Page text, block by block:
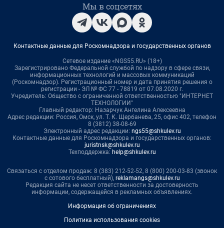
Мы в соцсетях
Контактные данные для Роскомнадзора и государственных органов
Сетевое издание «NGS55.RU» (18+)
Зарегистрировано Федеральной службой по надзору в сфере связи,
информационных технологий и массовых коммуникаций
(Роскомнадзор). Регистрационный номер и дата принятия решения о
регистрации - ЭЛ № ФС 77 - 78819 от 07.08.2020 г.
Учредитель: Общество с ограниченной ответственностью "ИНТЕРНЕТ
ТЕХНОЛОГИИ"
Главный редактор: Назарчук Ангелина Алексеевна
Адрес редакции: Россия, Омск, ул. Т. К. Щербанева, 25, офис 402, телефон
8 (3812) 38-08-69
Электронный адрес редакции: ngs55@shkulev.ru
Контактные данные для Роскомнадзора и государственных органов:
juristnsk@shkulev.ru
Техподдержка: help@shkulev.ru
Связаться с отделом продаж: 8 (383) 212-52-52, 8 (800) 200-03-83 (звонок
с сотового бесплатный), reklamangs@shkulev.ru
Редакция сайта не несет ответственности за достоверность
информации, содержащейся в рекламных объявлениях.
Информация об ограничениях
Политика использования cookies